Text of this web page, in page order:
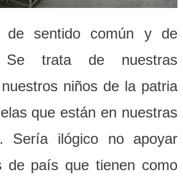
de sentido común y de
Se trata de nuestras
niños de la patria
que están en nuestras
Sería ilógico no apoyar
de país que tienen como